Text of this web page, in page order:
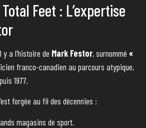
Feet : L’expertise
y a l’histoire de Mark Festor, surnommé «
franco-canadien au parcours atypique,
1977.
forgée au fil des décennies :
magasins de sport.